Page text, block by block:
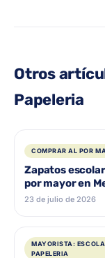
Otros
Papeleria
COMPRAR AL POR
Zapatos
por mayor en
guía de compra
23 de julio de 2026
MAYORISTA:
PAPELERIA